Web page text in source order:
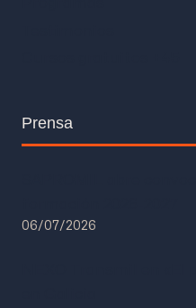
Prensa
06/07/2026